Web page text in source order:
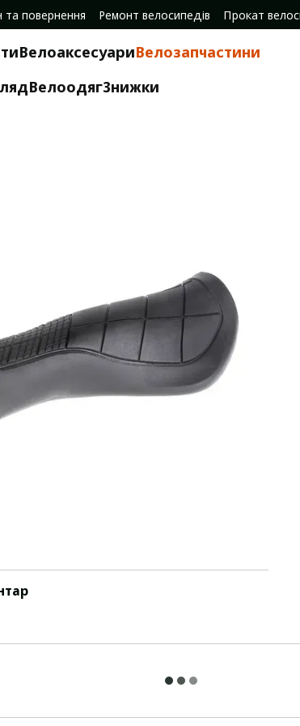
та повернення Ремонт велосипедів Прокат
ВелоаксесуариВелозапчастини
ВелоодягЗнижки